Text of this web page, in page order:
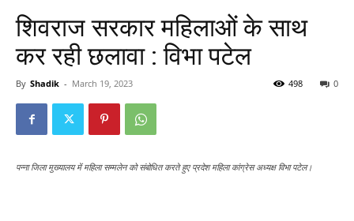
शिवराज सरकार महिलाओं के साथ
कर रही छलावा : विभा पटेल
By Shadik - March 19, 2023 0
498
पन्ना जिला मुख्यालय में महिला सम्मलेन को संबोधित करते हुए प्रदेश महिला कांग्रेस अध्यक्ष विभा पटेल।